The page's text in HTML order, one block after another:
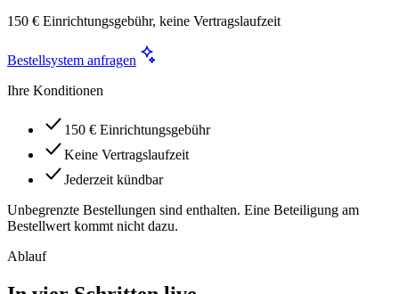
150 € Einrichtungsgebühr, keine Vertragslaufzeit
Bestellsystem anfragen
Ihre Konditionen
150 € Einrichtungsgebühr
Keine Vertragslaufzeit
Jederzeit kündbar
Unbegrenzte Bestellungen sind enthalten. Eine Beteiligung am
Bestellwert kommt nicht dazu.
Ablauf